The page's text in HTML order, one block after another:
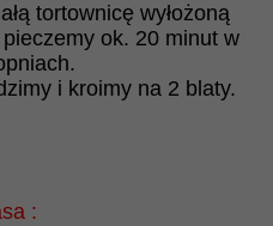
tortownicę wyłożoną
ok. 20 minut w
i kroimy na 2 blaty.
: